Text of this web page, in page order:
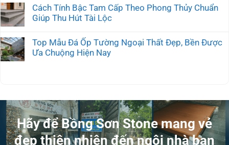
Cách Tính Bậc Tam Cấp Theo Phong Thủy Chuẩn
Giúp Thu Hút Tài Lộc
Top Mẫu Đá Ốp Tường Ngoại Thất Đẹp, Bền Được
Ưa Chuộng Hiện Nay
Hãy để Bồng Sơn Stone mang vẻ
đẹp thiên nhiên đến ngôi nhà bạn